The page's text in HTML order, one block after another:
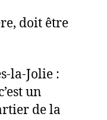
doit être
la-Jolie :
un
de la